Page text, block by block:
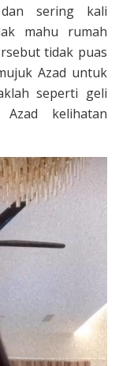
sering kali
mahu rumah
tidak puas
Azad untuk
seperti geli
kelihatan